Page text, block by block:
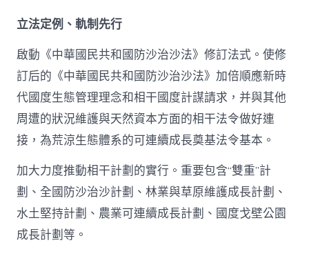
立法定例、軌制先行
啟動《中華國民共和國防沙治沙法》修訂法式。使修
訂后的《中華國民共和國防沙治沙法》加倍順應新時
代國度生態管理理念和相干國度計謀請求，并與其他
周遭的狀況維護與天然資本方面的相干法令做好連
接，為荒涼生態體系的可連續成長奠基法令基本。
加大力度推動相干計劃的實行。重要包含“雙重”計
劃、全國防沙治沙計劃、林業與草原維護成長計劃、
水土堅持計劃、農業可連續成長計劃、國度戈壁公園
成長計劃等。